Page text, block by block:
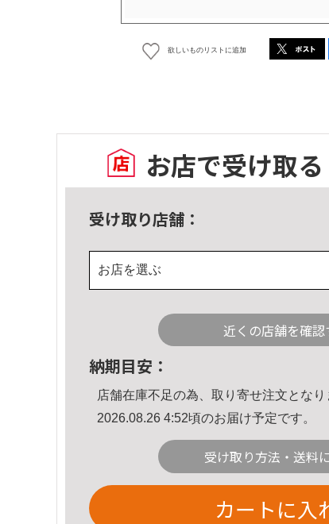
欲しいものリストに追加
お店で受け取る
受け取り店舗：
お店を選ぶ
近くの店舗を確認
納期目安：
店舗在庫不足の為、取り寄せ注文となり
2026.08.26 4:52頃のお届け予定です。
受け取り方法・送料
カートに入